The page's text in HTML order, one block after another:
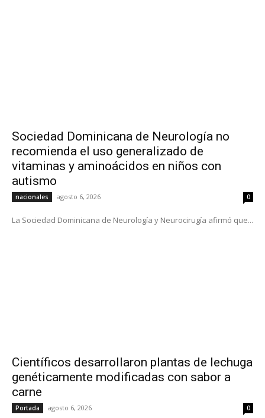
Sociedad Dominicana de Neurología no
recomienda el uso generalizado de
vitaminas y aminoácidos en niños con
autismo
nacionales agosto 6, 2026 0
La Sociedad Dominicana de Neurología y Neurocirugía afirmó que...
Científicos desarrollaron plantas de lechuga
genéticamente modificadas con sabor a
carne
Portada agosto 6, 2026 0